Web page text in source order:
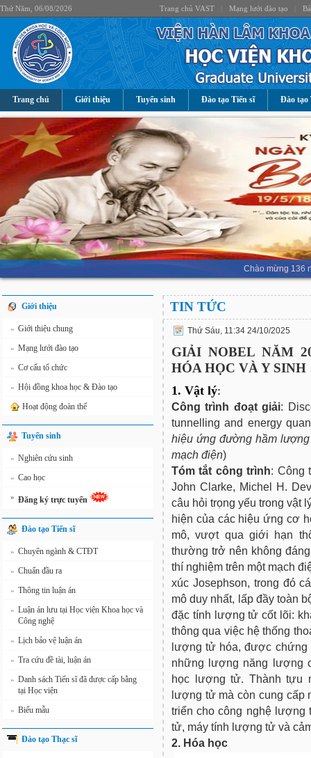
Thứ Năm, 06/08/2026 Trang chủ VAST Mạng lưới đào tạo
Trang chủ Giới thiệu Tuyển sinh Đào tạo Tiến sĩ Đào tạo
Chào mừng 136
Giới thiệu
» Giới thiệu chung
» Mạng lưới đào tạo
» Cơ cấu tổ chức
» Hội đồng khoa học & Đào tạo
Hoạt động đoàn thể
Tuyển sinh
» Nghiên cứu sinh
» Cao học
» Đăng ký trực tuyến
Đào tạo Tiến sĩ
» Chuyên ngành & CTĐT
» Chuẩn đầu ra
» Thông tin luận án
» Luận án lưu tại Học viện Khoa học và
Công nghệ
» Lịch bảo vệ luận án
» Tra cứu đề tài, luận án
» Danh sách Tiến sĩ đã được cấp bằng
tại Học viện
» Biểu mẫu
Đào tạo Thạc sĩ
TIN TỨC
Thứ Sáu, 11:34 24/10/2025
GIẢI NOBEL NĂM
HÓA HỌC VÀ Y SINH
1. Vật lý:
Công trình đoạt giải:
tunnelling and energy
hiệu ứng đường hầm
mạch điện)
Tóm tắt công trình: Công
John Clarke, Michel H.
câu hỏi trọng yếu trong vật
hiện của các hiệu ứng cơ
mô, vượt qua giới hạn
thường trở nên không
thí nghiệm trên một mạch
xúc Josephson, trong đó
mô duy nhất, lấp đầy toàn
đặc tính lượng tử cốt lõi:
thông qua việc hệ thống
lượng tử hóa, được chứng
những lượng năng lượng
học lượng tử. Thành tựu
lượng tử mà còn cung cấp
triển cho công nghệ lượng
tử, máy tính lượng tử và
2. Hóa học